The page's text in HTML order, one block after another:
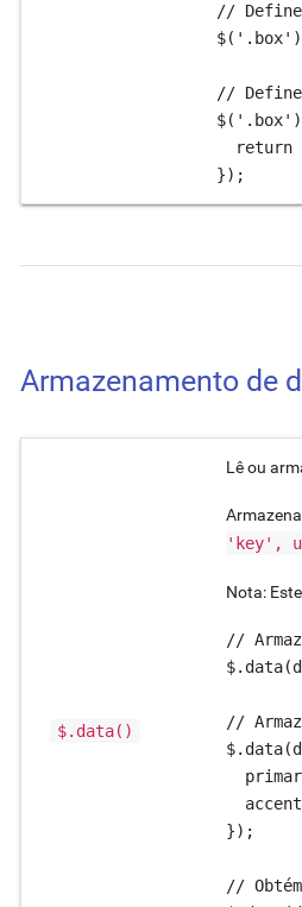
// Define
// Define
return
});
Armazenamento de
$.data()
Lê ou
'key',
Nota:
//
//
});
//